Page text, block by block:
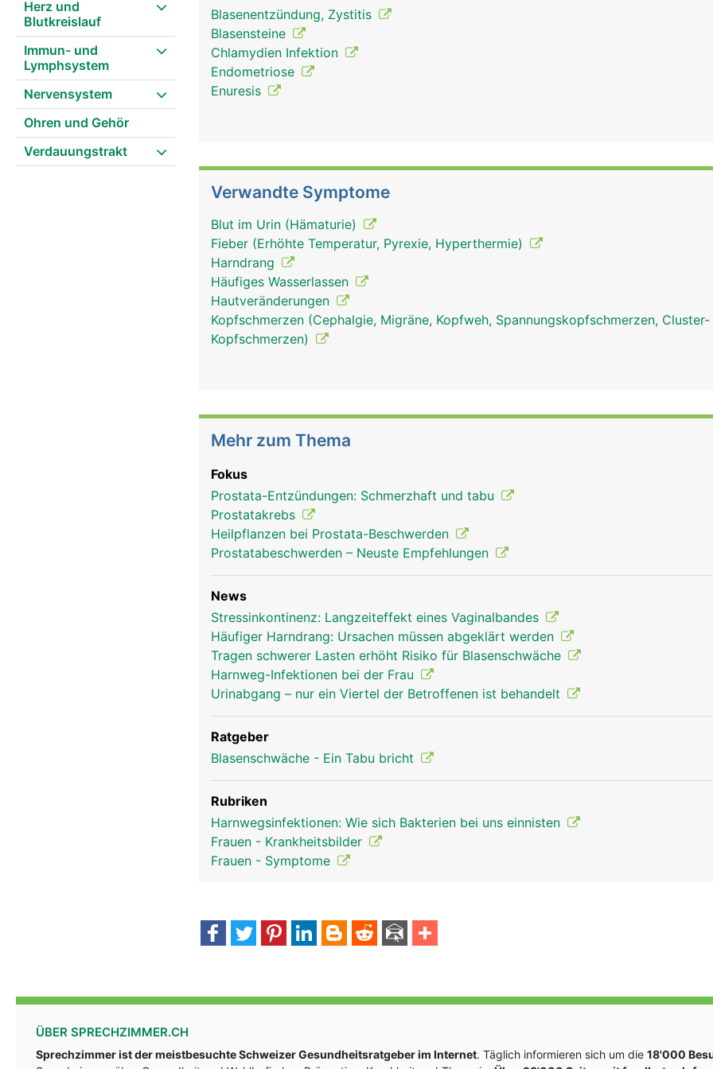
Herz und
Blutkreislauf
Immun- und
Lymphsystem
Nervensystem
Ohren und Gehör
Verdauungstrakt
Blasenentzündung, Zystitis
Blasensteine
Chlamydien Infektion
Endometriose
Enuresis
Verwandte Symptome
Blut im Urin (Hämaturie)
Fieber (Erhöhte Temperatur, Pyrexie, Hyperthermie)
Harndrang
Häufiges Wasserlassen
Hautveränderungen
Kopfschmerzen (Cephalgie, Migräne, Kopfweh, Spannungskopfschmerzen, Cluster-
Kopfschmerzen)
Mehr zum Thema
Fokus
Prostata-Entzündungen: Schmerzhaft und tabu
Prostatakrebs
Heilpflanzen bei Prostata-Beschwerden
Prostatabeschwerden – Neuste Empfehlungen
News
Stressinkontinenz: Langzeiteffekt eines Vaginalbandes
Häufiger Harndrang: Ursachen müssen abgeklärt werden
Tragen schwerer Lasten erhöht Risiko für Blasenschwäche
Harnweg-Infektionen bei der Frau
Urinabgang – nur ein Viertel der Betroffenen ist behandelt
Ratgeber
Blasenschwäche - Ein Tabu bricht
Rubriken
Harnwegsinfektionen: Wie sich Bakterien bei uns einnisten
Frauen - Krankheitsbilder
Frauen - Symptome
ÜBER SPRECHZIMMER.CH
Sprechzimmer ist der meistbesuchte Schweizer Gesundheitsratgeber im Internet. Täglich informieren sich um die 18'000